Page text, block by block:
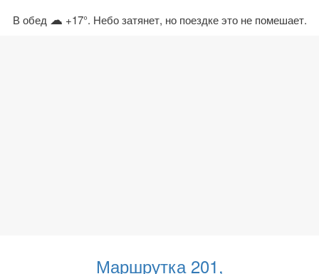
В обед ☁ +17°. Небо затянет, но поездке это не помешает.
Маршрутка 201,